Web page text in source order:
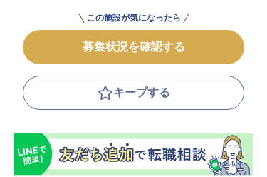
この施設が気になったら
募集状況を確認する
キープする